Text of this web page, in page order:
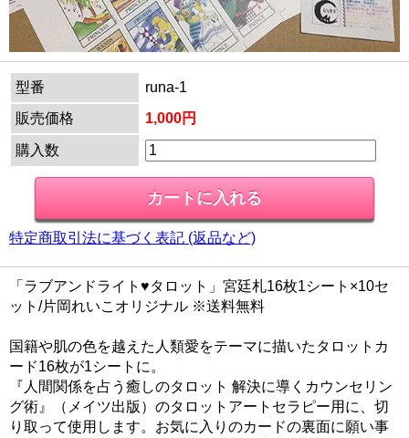
型番
runa-1
販売価格
1,000円
購入数
特定商取引法に基づく表記 (返品など)
「ラブアンドライト♥タロット」宮廷札16枚1シート×10セ
ット/片岡れいこオリジナル ※送料無料
国籍や肌の色を越えた人類愛をテーマに描いたタロットカ
ード16枚が1シートに。
『人間関係を占う癒しのタロット 解決に導くカウンセリン
グ術』（メイツ出版）のタロットアートセラピー用に、切
り取って使用します。お気に入りのカードの裏面に願い事